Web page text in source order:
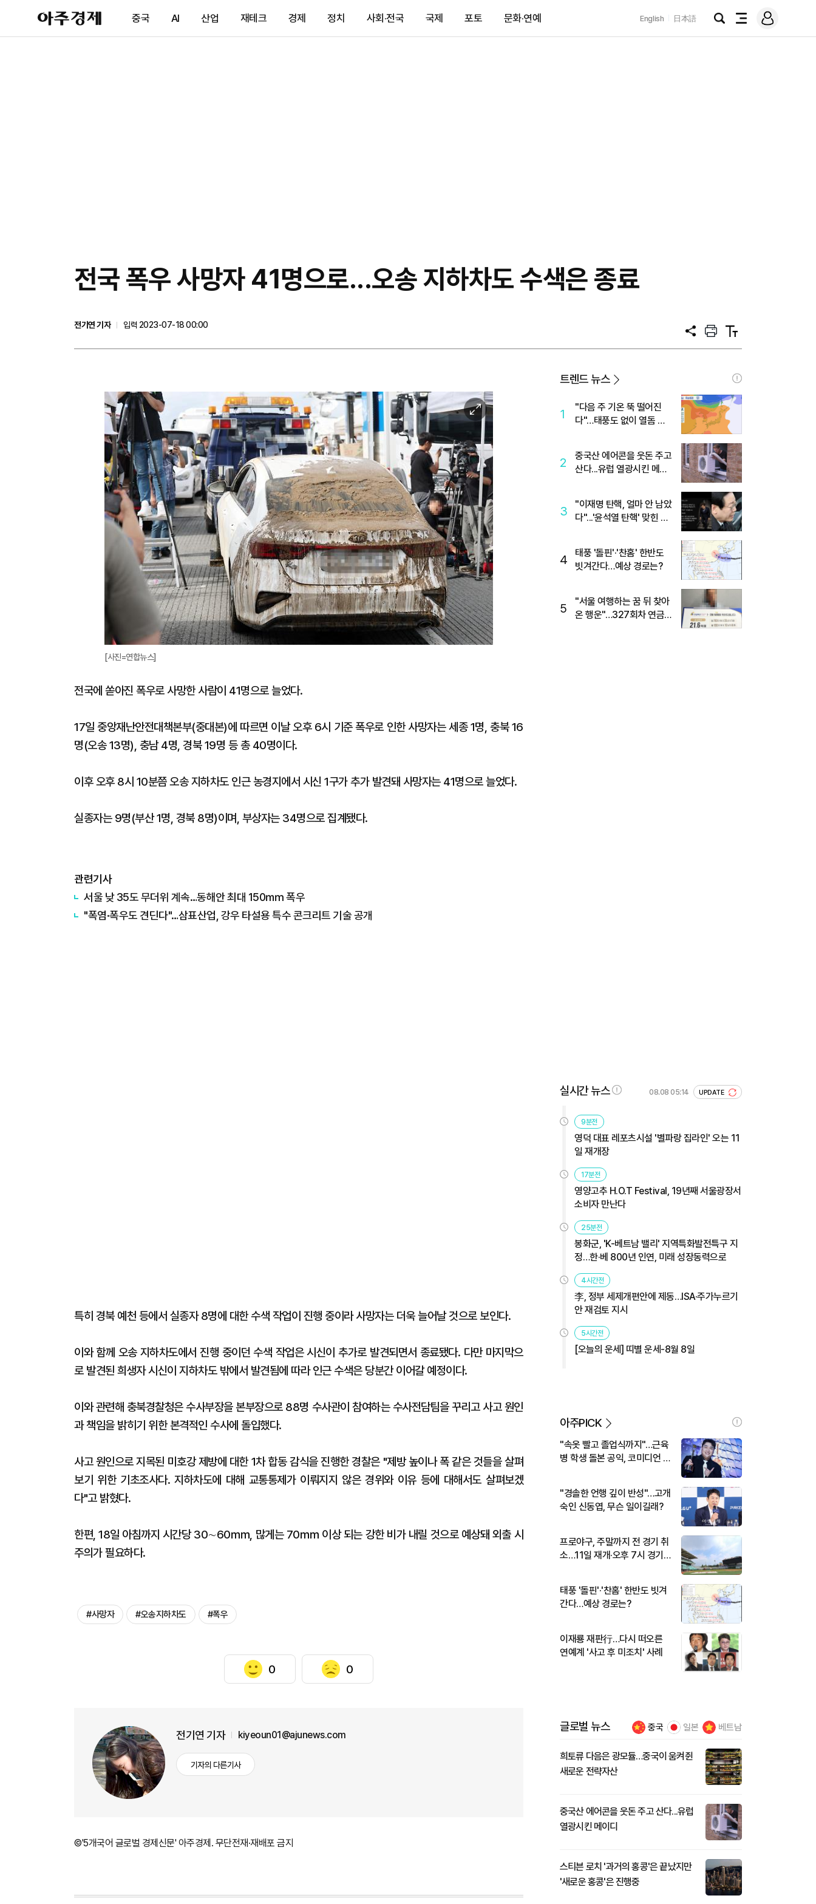
아
주
제
중국 AI 산업 재테크 경제 정치 사회·전국 국제 포토 문화·연예 English 日本語
검
전
메
그
전국 폭우 사망자 41명으로...오송 지하차도 수색은 종료
전기연 기자
입력 2023-07-18 00:00
공
프
트
텍
트
이
미
지
확
대
[사진=연합뉴스]
전국에 쏟아진 폭우로 사망한 사람이 41명으로 늘었다.
17일 중앙재난안전대책본부(중대본)에 따르면 이날 오후 6시 기준 폭우로 인한 사망자는 세종 1명, 충북 16
명(오송 13명), 충남 4명, 경북 19명 등 총 40명이다.
이후 오후 8시 10분쯤 오송 지하차도 인근 농경지에서 시신 1구가 추가 발견돼 사망자는 41명으로 늘었다.
실종자는 9명(부산 1명, 경북 8명)이며, 부상자는 34명으로 집계됐다.
관련기사
서울 낮 35도 무더위 계속…동해안 최대 150㎜ 폭우
"폭염·폭우도 견딘다"…삼표산업, 강우 타설용 특수 콘크리트 기술 공개
특히 경북 예천 등에서 실종자 8명에 대한 수색 작업이 진행 중이라 사망자는 더욱 늘어날 것으로 보인다.
이와 함께 오송 지하차도에서 진행 중이던 수색 작업은 시신이 추가로 발견되면서 종료됐다. 다만 마지막으
로 발견된 희생자 시신이 지하차도 밖에서 발견됨에 따라 인근 수색은 당분간 이어갈 예정이다.
이와 관련해 충북경찰청은 수사부장을 본부장으로 88명 수사관이 참여하는 수사전담팀을 꾸리고 사고 원인
과 책임을 밝히기 위한 본격적인 수사에 돌입했다.
사고 원인으로 지목된 미호강 제방에 대한 1차 합동 감식을 진행한 경찰은 "제방 높이나 폭 같은 것들을 살펴
보기 위한 기초조사다. 지하차도에 대해 교통통제가 이뤄지지 않은 경위와 이유 등에 대해서도 살펴보겠
다"고 밝혔다.
한편, 18일 아침까지 시간당 30∼60㎜, 많게는 70㎜ 이상 되는 강한 비가 내릴 것으로 예상돼 외출 시
주의가 필요하다.
#사망자 #오송지하차도 #폭우
0 0
전기연 기자 kiyeoun01@ajunews.com
기자의 다른기사
©'5개국어 글로벌 경제신문' 아주경제. 무단전재·재배포 금지
트렌드 뉴스
1
"다음 주 기온 뚝 떨어진
다"…태풍도 없이 열돔 박
2
중국산 에어콘을 웃돈 주고
산다...유럽 열광시킨 메이
3
"이재명 탄핵, 얼마 안 남았
다"...'윤석열 탄핵' 맞힌 무
4
태풍 '돌핀'·'찬홈' 한반도
빗겨간다…예상 경로는?
5
"서울 여행하는 꿈 뒤 찾아
온 행운"…327회차 연금
실시간 뉴스 08.08 05:14 UPDATE
9분전
영덕 대표 레포츠시설 '별파랑 집라인' 오는 11
일 재개장
17분전
영양고추 H.O.T Festival, 19년째 서울광장서
소비자 만난다
25분전
봉화군, 'K-베트남 밸리' 지역특화발전특구 지
정…한·베 800년 인연, 미래 성장동력으로
4시간전
李, 정부 세제개편안에 제동…ISA·주가누르기
안 재검토 지시
5시간전
[오늘의 운세] 띠별 운세-8월 8일
아주PICK
"속옷 빨고 졸업식까지"…근육
병 학생 돌본 공익, 코미디언 김
"경솔한 언행 깊이 반성"…고개
숙인 신동엽, 무슨 일이길래?
프로야구, 주말까지 전 경기 취
소…11일 재개·오후 7시 경기
태풍 '돌핀'·'찬홈' 한반도 빗겨
간다…예상 경로는?
이재룡 재판行…다시 떠오른
연예계 '사고 후 미조치' 사례
글로벌 뉴스 중국 일본 베트남
희토류 다음은 광모듈…중국이 움켜쥔
새로운 전략자산
중국산 에어콘을 웃돈 주고 산다...유럽
열광시킨 메이디
스티븐 로치 '과거의 홍콩'은 끝났지만
'새로운 홍콩'은 진행중